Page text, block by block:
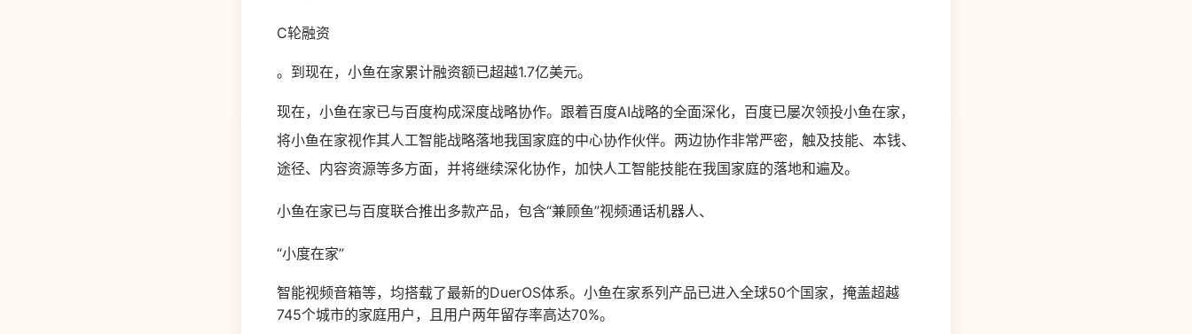
C轮融资
。到现在，小鱼在家累计融资额已超越1.7亿美元。
现在，小鱼在家已与百度构成深度战略协作。跟着百度AI战略的全面深化，百度已屡次领投小鱼在家，
将小鱼在家视作其人工智能战略落地我国家庭的中心协作伙伴。两边协作非常严密，触及技能、本钱、
途径、内容资源等多方面，并将继续深化协作，加快人工智能技能在我国家庭的落地和遍及。
小鱼在家已与百度联合推出多款产品，包含“兼顾鱼”视频通话机器人、
“小度在家”
智能视频音箱等，均搭载了最新的DuerOS体系。小鱼在家系列产品已进入全球50个国家，掩盖超越
745个城市的家庭用户，且用户两年留存率高达70%。